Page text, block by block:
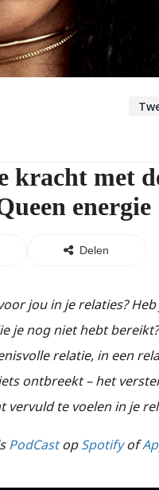
met
energie
Delen
jou in je relaties?
je nog niet hebt
relatie, in een
ontbreekt – het
vervuld te voelen in je
PodCastopSpotifyof